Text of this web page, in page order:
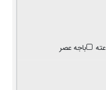
باجه عصر